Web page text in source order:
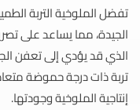
تفضل الملوخية التربة
الجيدة، مما يساعد على
الذي قد يؤدي إلى تعفن
تربة ذات درجة حموضة
إنتاجية الملوخية وجودتها.